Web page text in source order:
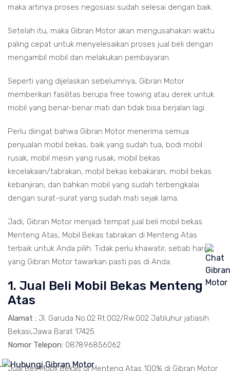
maka artinya proses negosiasi sudah selesai dengan baik.
Setelah itu, maka Gibran Motor akan mengusahakan waktu
paling cepat untuk menyelesaikan proses jual beli dengan
mengambil mobil dan melakukan pembayaran.
Seperti yang dijelaskan sebelumnya, Gibran Motor
memberikan fasilitas berupa free towing atau derek untuk
mobil yang benar-benar mati dan tidak bisa berjalan lagi.
Perlu diingat bahwa Gibran Motor menerima semua
penjualan mobil bekas, baik yang sudah tua, bodi mobil
rusak, mobil mesin yang rusak, mobil bekas
kecelakaan/tabrakan, mobil bekas kebakaran, mobil bekas
kebanjiran, dan bahkan mobil yang sudah terbengkalai
dengan surat-surat yang sudah mati sejak lama.
Jadi, Gibran Motor menjadi tempat jual beli mobil bekas
Menteng Atas, Mobil Bekas tabrakan di Menteng Atas
terbaik untuk Anda pilih. Tidak perlu khawatir, sebab harga
yang Gibran Motor tawarkan pasti pas di Anda.
1. Jual Beli Mobil Bekas Menteng
Atas
Alamat : Jl. Garuda No.02 Rt.002/Rw.002 Jatiluhur jatiasih
Bekasi,Jawa Barat 17425
Nomor Telepon: 087896856062
Jual Beli Mobil Bekas di Menteng Atas 100% di Gibran Motor
.